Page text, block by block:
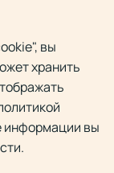
вы
хранить
информации вы